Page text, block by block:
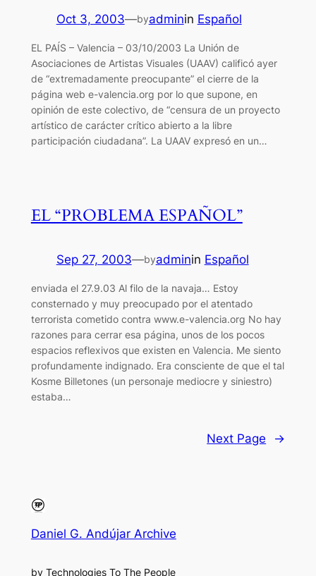
Oct 3, 2003—byadminin Español
EL PAÍS – Valencia – 03/10/2003 La Unión de
Asociaciones de Artistas Visuales (UAAV) calificó ayer
de “extremadamente preocupante” el cierre de la
página web e-valencia.org por lo que supone, en
opinión de este colectivo, de “censura de un proyecto
artístico de carácter crítico abierto a la libre
participación ciudadana”. La UAAV expresó en un…
EL “PROBLEMA ESPAÑOL”
Sep 27, 2003—byadminin Español
enviada el 27.9.03 Al filo de la navaja… Estoy
consternado y muy preocupado por el atentado
terrorista cometido contra www.e-valencia.org No hay
razones para cerrar esa página, unos de los pocos
espacios reflexivos que existen en Valencia. Me siento
profundamente indignado. Era consciente de que el tal
Kosme Billetones (un personaje mediocre y siniestro)
estaba…
Next Page →
Daniel G. Andújar Archive
by Technologies To The People